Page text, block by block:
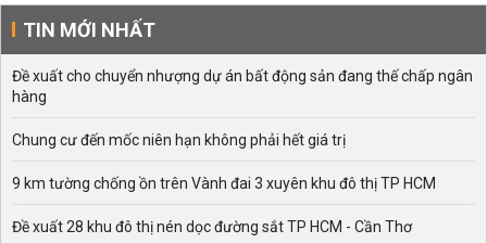
TIN MỚI NHẤT
Đề xuất cho chuyển nhượng dự án bất động sản đang thế chấp ngân
hàng
Chung cư đến mốc niên hạn không phải hết giá trị
9 km tường chống ồn trên Vành đai 3 xuyên khu đô thị TP HCM
Đề xuất 28 khu đô thị nén dọc đường sắt TP HCM - Cần Thơ